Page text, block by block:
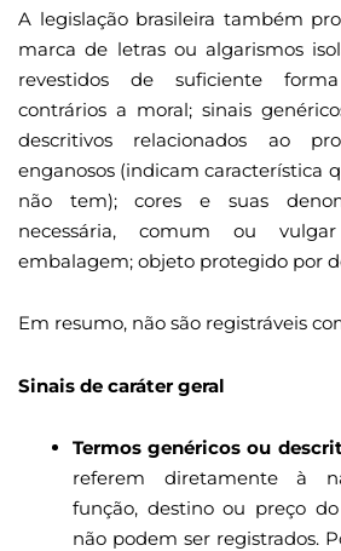
A legislação brasileira também
marca de letras ou algarismos
revestidos de suficiente
contrários a moral; sinais
descritivos relacionados ao
enganosos (indicam característica
não tem); cores e suas
necessária, comum ou
embalagem; objeto protegido por
Em resumo, não são registráveis
Sinais de caráter geral
Termos genéricos ou
referem diretamente à
função, destino ou preço
não podem ser registrados.